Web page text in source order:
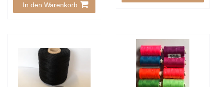
In den Warenkorb